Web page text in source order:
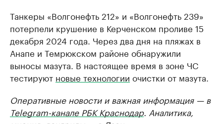
Танкеры «Волгонефть 212» и «Волгонефть 239»
потерпели крушение в Керченском проливе 15
декабря 2024 года. Через два дня на пляжах в
Анапе и Темрюкском районе обнаружили
выносы мазута. В настоящее время в зоне ЧС
тестируют новые технологии очистки от мазута.
Оперативные новости и важная информация — в
Telegram-канале РБК Краснодар. Аналитика,